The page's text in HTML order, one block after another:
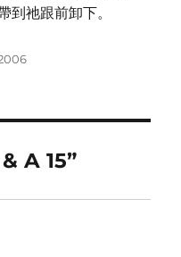
到祂跟前卸下。
A 15”